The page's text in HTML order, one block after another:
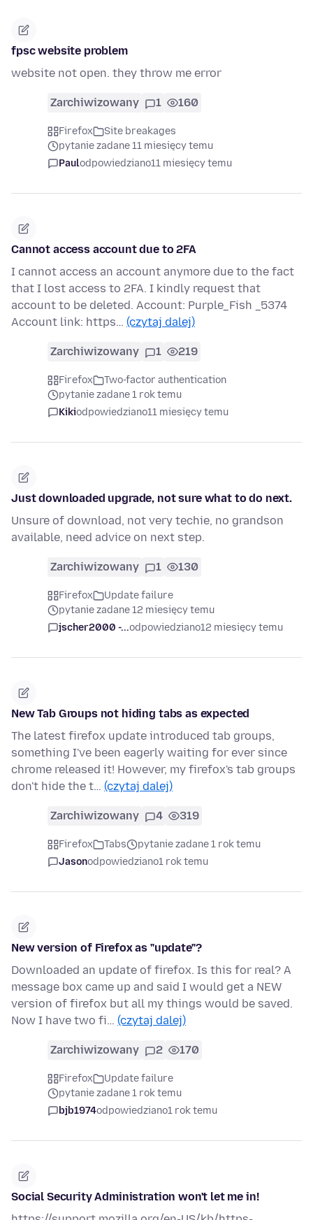
fpsc website problem
website not open. they throw me error
Zarchiwizowany 1 160
Firefox
Site breakages
pytanie zadane 11 miesięcy temu
Paulodpowiedziano11 miesięcy temu
Cannot access account due to 2FA
I cannot access an account anymore due to the fact
that I lost access to 2FA. I kindly request that
account to be deleted. Account: Purple_Fish _5374
Account link: https… (czytaj dalej)
Zarchiwizowany 1 219
Firefox
Two-factor authentication
pytanie zadane 1 rok temu
Kikiodpowiedziano11 miesięcy temu
Just downloaded upgrade, not sure what to do next.
Unsure of download, not very techie, no grandson
available, need advice on next step.
Zarchiwizowany 1 130
Firefox
Update failure
pytanie zadane 12 miesięcy temu
jscher2000 -...odpowiedziano12 miesięcy temu
New Tab Groups not hiding tabs as expected
The latest firefox update introduced tab groups,
something I've been eagerly waiting for ever since
chrome released it! However, my firefox's tab groups
don't hide the t… (czytaj dalej)
Zarchiwizowany 4 319
Firefox Tabs
pytanie zadane 1 rok temu
Jasonodpowiedziano1 rok temu
New version of Firefox as "update"?
Downloaded an update of firefox. Is this for real? A
message box came up and said I would get a NEW
version of firefox but all my things would be saved.
Now I have two fi… (czytaj dalej)
Zarchiwizowany 2 170
Firefox
Update failure
pytanie zadane 1 rok temu
bjb1974odpowiedziano1 rok temu
Social Security Administration won't let me in!